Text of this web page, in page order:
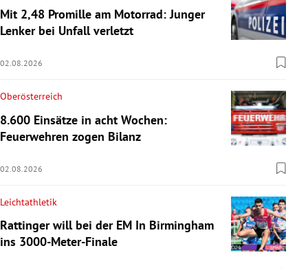
Mit 2,48 Promille am Motorrad: Junger
Lenker bei Unfall verletzt
02.08.2026
Oberösterreich
8.600 Einsätze in acht Wochen:
Feuerwehren zogen Bilanz
02.08.2026
Leichtathletik
Rattinger will bei der EM In Birmingham
ins 3000-Meter-Finale